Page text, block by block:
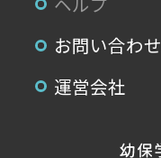
お問い合わせ
運営会社